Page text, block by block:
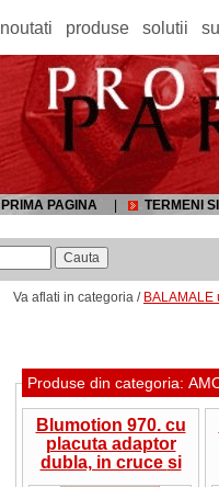
noutati produse solutii
PRIMA PAGINA TERMENI
Va aflati in categoria /
Produse din categoria:
Blumotion 970. cu
placuta adaptor
dubla, in cruce si
montare pe partea